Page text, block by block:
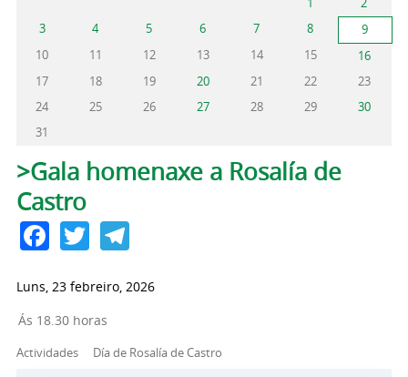
1
2
3
4 5 6 7 8
9
10
11 12 13 14 15
16
17
18 19 20 21 22
23
24
25 26 27 28 29
30
31
Pestanas principais
>Gala homenaxe a Rosalía de
Castro
Facebook
TwitterTelegram
Luns, 23 febreiro, 2026
Ás 18.30 horas
Actividades Día de Rosalía de Castro